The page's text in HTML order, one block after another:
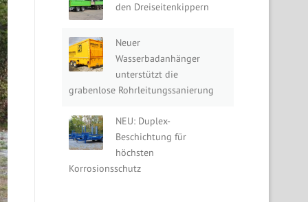
den Dreiseitenkippern
Neuer
Wasserbadanhänger
unterstützt die
grabenlose Rohrleitungssanierung
NEU: Duplex-
Beschichtung für
höchsten
Korrosionsschutz